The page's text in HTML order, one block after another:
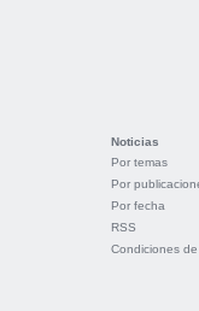
Noticias
Por temas
Por
Por fecha
RSS
Condiciones